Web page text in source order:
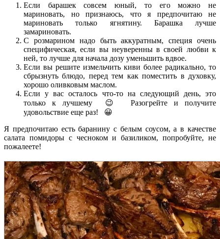
Если барашек совсем юный, то его можно не
мариновать, но признаюсь, что я предпочитаю не
мариновать только ягнятину. Барашка лучше
замариновать.
С розмарином надо быть аккуратным, специя очень
специфическая, если вы неуверенны в своей любви к
ней, то лучше для начала дозу уменьшить вдвое.
Если вы решите измельчить киви более радикально, то
сбрызнуть блюдо, перед тем как поместить в духовку,
хорошо оливковым маслом.
Если у вас осталось что-то на следующий день, это
только к лучшему 😉 Разогрейте и получите
удовольствие еще раз! 😀
Я предпочитаю есть баранину с белым соусом, а в качестве
салата помидоры с чесноком и базиликом, попробуйте, не
пожалеете!